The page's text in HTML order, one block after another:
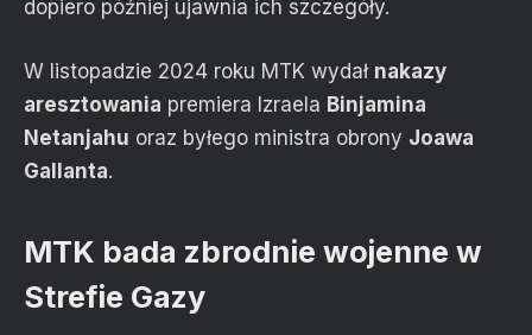
dopiero później ujawnia ich szczegóły.
W listopadzie 2024 roku MTK wydał nakazy
aresztowania premiera Izraela Binjamina
Netanjahu oraz byłego ministra obrony Joawa
Gallanta.
MTK bada zbrodnie wojenne w
Strefie Gazy